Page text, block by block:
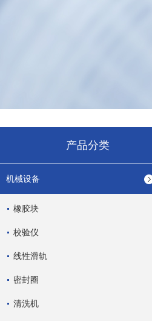
产品分类
机械设备
橡胶块
校验仪
线性滑轨
密封圈
清洗机